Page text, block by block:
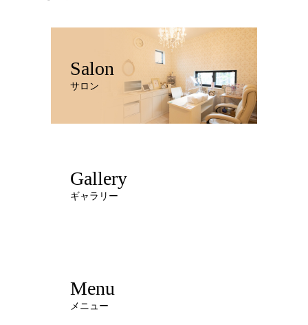
Salon
サロン
Gallery
ギャラリー
Menu
メニュー